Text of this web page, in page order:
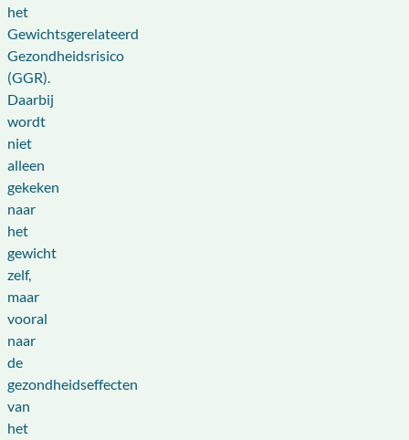
het
Gewichtsgerelateerd
Gezondheidsrisico
(GGR).
Daarbij
wordt
niet
alleen
gekeken
naar
het
gewicht
zelf,
maar
vooral
naar
de
gezondheidseffecten
van
het